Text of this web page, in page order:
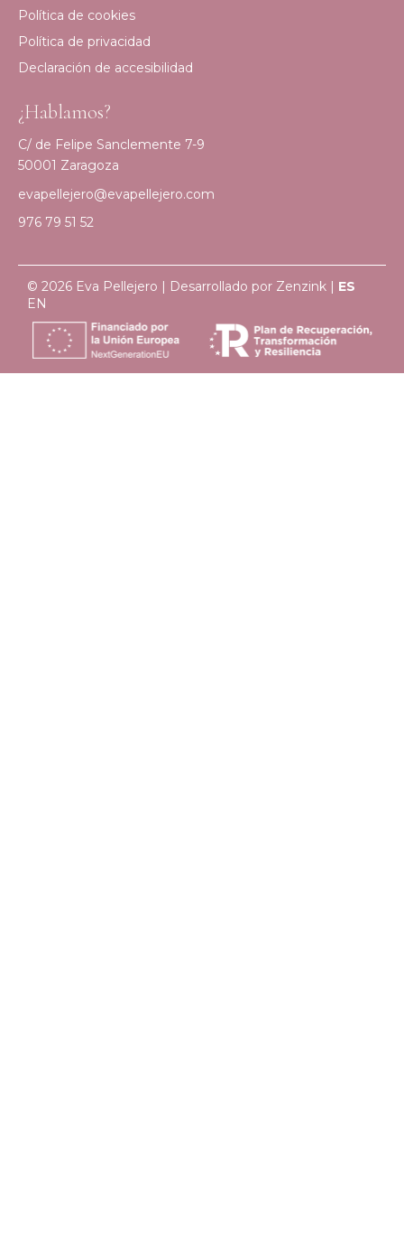
Política de cookies
Política de privacidad
Declaración de accesibilidad
¿Hablamos?
C/ de Felipe Sanclemente 7-9
50001 Zaragoza
evapellejero@evapellejero.com
976 79 51 52
© 2026 Eva Pellejero | Desarrollado por Zenzink | ES
EN